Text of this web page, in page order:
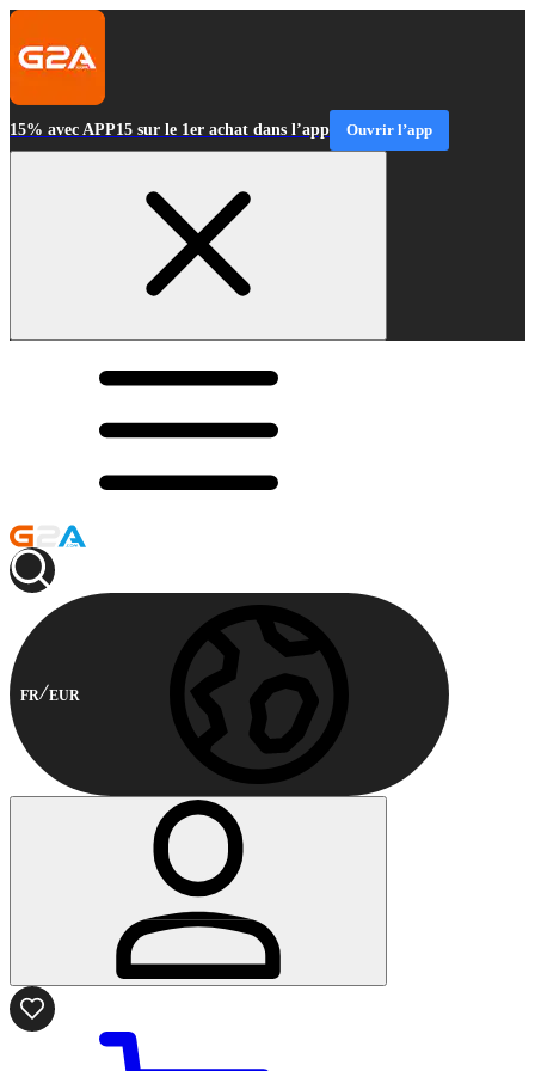
15% avec APP15 sur le 1er achat dans l’app Ouvrir l’app
FR EUR